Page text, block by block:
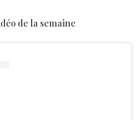
de la semaine